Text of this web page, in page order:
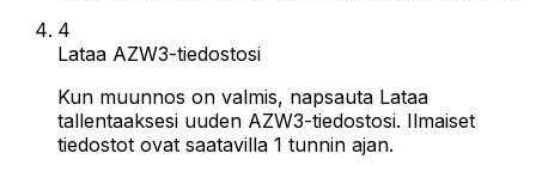
4
Lataa AZW3-tiedostosi
Kun muunnos on valmis, napsauta Lataa
tallentaaksesi uuden AZW3-tiedostosi. Ilmaiset
tiedostot ovat saatavilla 1 tunnin ajan.